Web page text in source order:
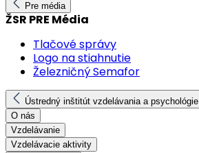
Pre média
ŽSR PRE Média
Tlačové správy
Logo na stiahnutie
Železničný Semafor
Ústredný inštitút vzdelávania a psychológie
O nás
Vzdelávanie
Vzdelávacie aktivity